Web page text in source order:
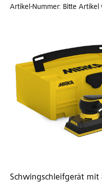
Artikel-Nummer: Bitte Artikel
Schwingschleifgerät mit